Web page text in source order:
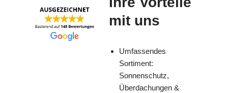
mit uns
Umfassendes
Sortiment:
Sonnenschutz,
Überdachungen &